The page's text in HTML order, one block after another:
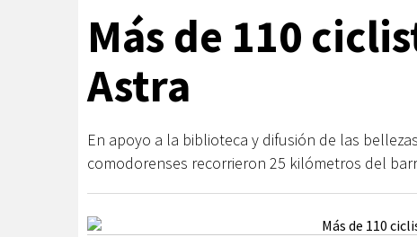
Más de 110
Astra
En apoyo a la biblioteca y difusión de las
comodorenses recorrieron 25 kilómetros del